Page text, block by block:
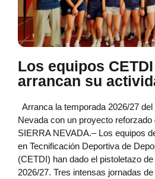
Los equipos
arrancan su
Arranca la temporada 2026/27
Nevada con un proyecto reforzado
SIERRA NEVADA.– Los equipos
en Tecnificación Deportiva de
(CETDI) han dado el pistoletazo
2026/27. Tres intensas jornadas